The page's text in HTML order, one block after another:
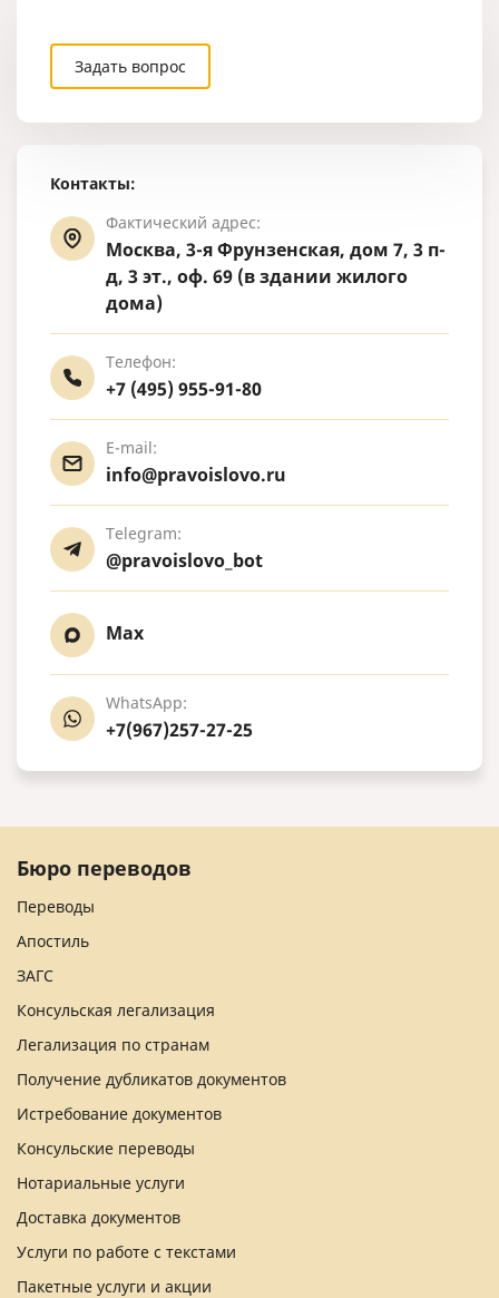
Контакты:
Фактический адрес:
Москва, 3-я Фрунзенская, дом 7, 3 п-
д, 3 эт., оф. 69 (в здании жилого
дома)
Телефон:
+7 (495) 955-91-80
E-mail:
info@pravoislovo.ru
Telegram:
@pravoislovo_bot
Max
WhatsApp:
+7(967)257-27-25
Задать вопрос
Бюро переводов
Переводы
Апостиль
ЗАГС
Консульская легализация
Легализация по странам
Получение дубликатов документов
Истребование документов
Консульские переводы
Нотариальные услуги
Доставка документов
Услуги по работе с текстами
Пакетные услуги и акции